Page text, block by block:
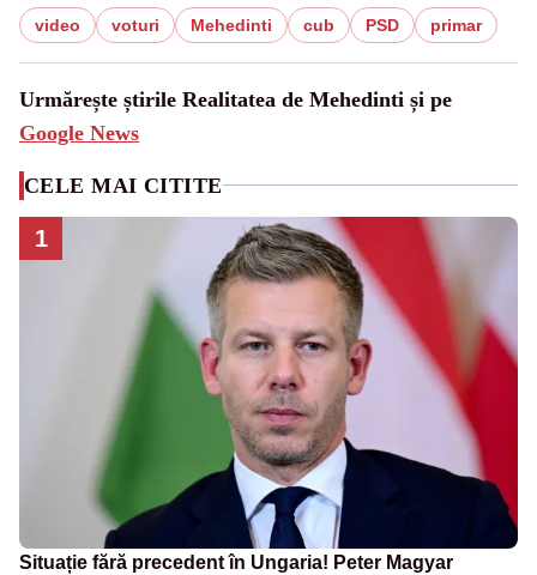
video voturi Mehedinti cub PSD primar
Urmărește știrile Realitatea de Mehedinti și pe
Google News
CELE MAI CITITE
1
Situație fără precedent în Ungaria! Peter Magyar